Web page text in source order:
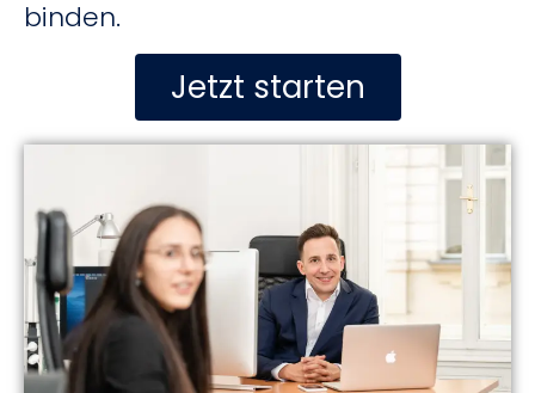
binden.
Jetzt starten